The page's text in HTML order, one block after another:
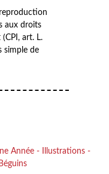
aux droits
art. L.
simple de